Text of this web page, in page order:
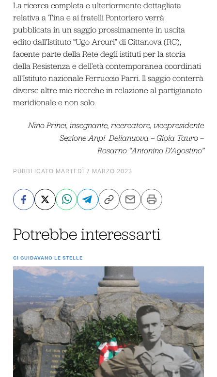
La ricerca completa e ulteriormente dettagliata
relativa a Tina e ai fratelli Pontoriero verrà
pubblicata in un saggio prossimamente in uscita
edito dall’Istituto “Ugo Arcuri” di Cittanova (RC),
facente parte della Rete degli istituti per la storia
della Resistenza e dell’età contemporanea coordinati
all’Istituto nazionale Ferruccio Parri. Il saggio conterrà
diverse altre mie ricerche in relazione al partigianato
meridionale e non solo.
Nino Princi, insegnante, ricercatore, vicepresidente
Sezione Anpi Delianuova – Gioia Tauro –
Rosarno “Antonino D’Agostino”
PUBBLICATO MARTEDÌ 7 MARZO 2023
Potrebbe interessarti
CI GUIDAVANO LE STELLE